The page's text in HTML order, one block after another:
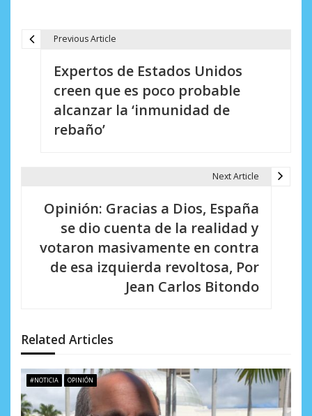
e
n
t
Previous Article
Expertos de Estados Unidos
creen que es poco probable
alcanzar la ‘inmunidad de
rebaño’
Next Article
Opinión: Gracias a Dios, España
se dio cuenta de la realidad y
votaron masivamente en contra
de esa izquierda revoltosa, Por
Jean Carlos Bitondo
Related Articles
#NOTICIA OPINIÓN